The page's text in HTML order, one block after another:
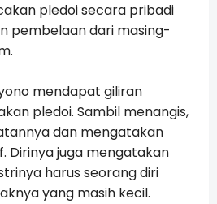
pledoi secara pribadi
pembelaan dari masing-
mendapat giliran
pledoi. Sambil menangis,
dan mengatakan
Dirinya juga mengatakan
harus seorang diri
yang masih kecil.